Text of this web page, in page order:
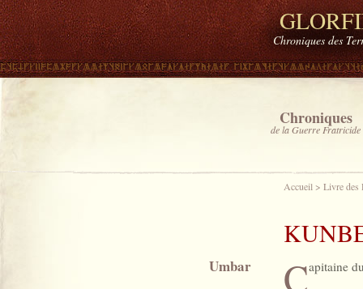
Chroniques des
Chroniques
de la Guerre Fratricide
Accueil > Livre des
Capitaine
Umbar